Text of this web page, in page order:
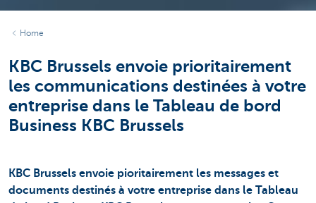
Home
KBC Brussels envoie prioritairement
les communications destinées à votre
entreprise dans le Tableau de bord
Business KBC Brussels
KBC Brussels envoie pioritairement les messages et
documents destinés à votre entreprise dans le Tableau